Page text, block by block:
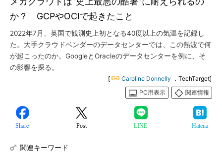
か？ GCPやOCIで起きたこと
2022年7月、英国で観測史上初となる40度以上の気温を記録し
た。大手クラウドベンダーのデータセンターでは、この熱波で何
が起こったのか。GoogleとOracleのデータセンターを例に、そ
の影響を探る。
[ Caroline Donnelly ，TechTarget]
PC用表示
関連情報
Share Post LINE Hatena
関連キーワード